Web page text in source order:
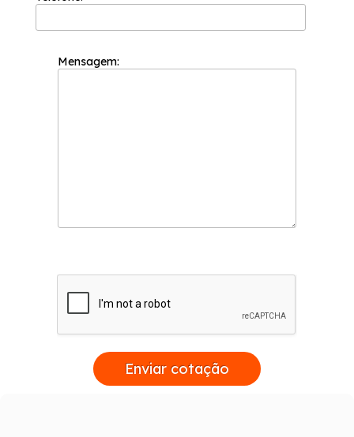
Mensagem:
Enviar cotação